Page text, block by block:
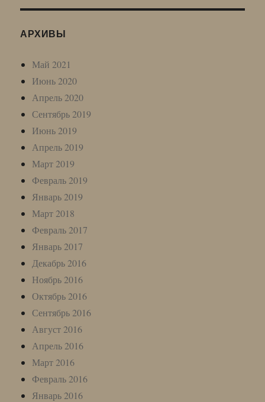
АРХИВЫ
Май 2021
Июнь 2020
Апрель 2020
Сентябрь 2019
Июнь 2019
Апрель 2019
Март 2019
Февраль 2019
Январь 2019
Март 2018
Февраль 2017
Январь 2017
Декабрь 2016
Ноябрь 2016
Октябрь 2016
Сентябрь 2016
Август 2016
Апрель 2016
Март 2016
Февраль 2016
Январь 2016